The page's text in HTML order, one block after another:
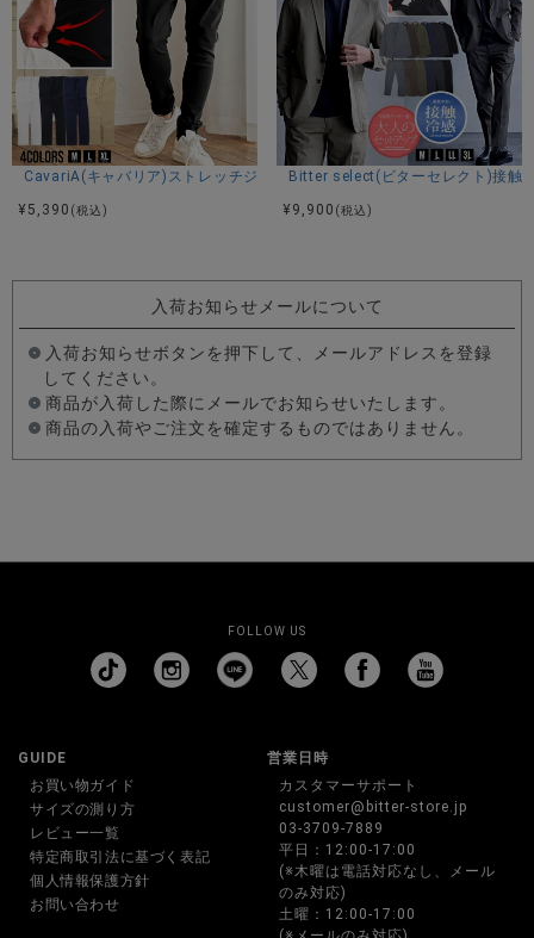
CavariA(キャバリア)ストレッチジョッパーパンツ/全4色
¥ 5,390 (税込)
Bitter select(ビターセレクト)接触
¥ 9,900 (税込)
入荷お知らせメールについて
入荷お知らせボタンを押下して、メールアドレスを登録
してください。
商品が入荷した際にメールでお知らせいたします。
商品の入荷やご注文を確定するものではありません。
FOLLOW US
GUIDE
お買い物ガイド
サイズの測り方
レビュー一覧
特定商取引法に基づく表記
個人情報保護方針
お問い合わせ
営業日時
カスタマーサポート
customer@bitter-store.jp
03-3709-7889
平日：12:00-17:00
(※木曜は電話対応なし、メール
のみ対応)
土曜：12:00-17:00